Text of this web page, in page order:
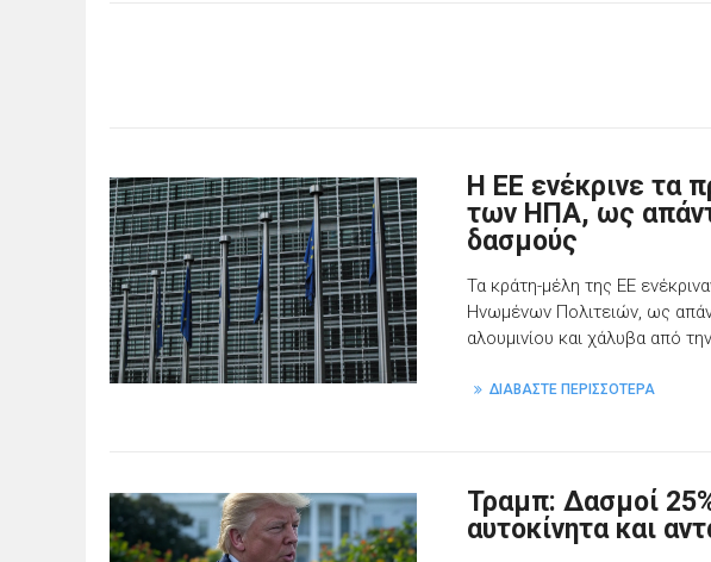
H ΕΕ ενέκρινε τα
των HΠΑ, ως
δασμούς
Τα κράτη-μέλη της ΕΕ
Ηνωμένων Πολιτειών, ως
αλουμινίου και χάλυβα από
ΔΙΑΒΑΣΤΕ ΠΕΡΙΣΣΟΤΕΡΑ
Τραμπ: Δασμοί
αυτοκίνητα και